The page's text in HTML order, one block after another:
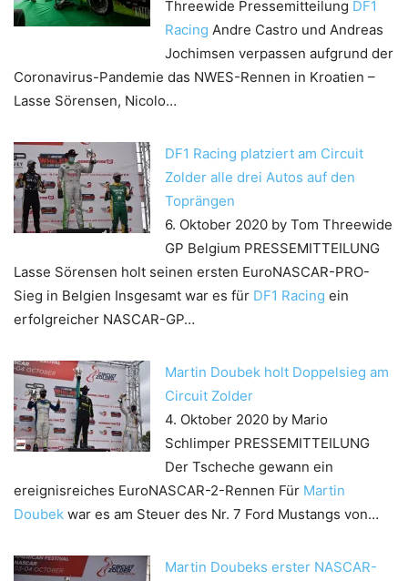
Threewide Pressemitteilung DF1
Racing Andre Castro und Andreas
Jochimsen verpassen aufgrund der
Coronavirus-Pandemie das NWES-Rennen in Kroatien –
Lasse Sörensen, Nicolo…
DF1 Racing platziert am Circuit
Zolder alle drei Autos auf den
Toprängen
6. Oktober 2020 by Tom Threewide
GP Belgium PRESSEMITTEILUNG
Lasse Sörensen holt seinen ersten EuroNASCAR-PRO-
Sieg in Belgien Insgesamt war es für DF1 Racing ein
erfolgreicher NASCAR-GP…
Martin Doubek holt Doppelsieg am
Circuit Zolder
4. Oktober 2020 by Mario
Schlimper PRESSEMITTEILUNG
Der Tscheche gewann ein
ereignisreiches EuroNASCAR-2-Rennen Für Martin
Doubek war es am Steuer des Nr. 7 Ford Mustangs von…
Martin Doubeks erster NASCAR-